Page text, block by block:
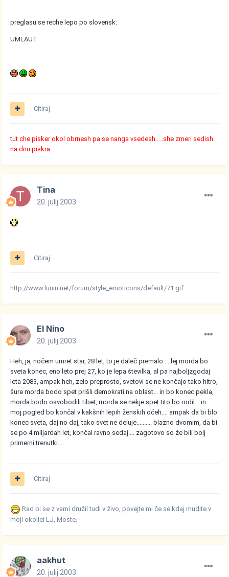
preglasu se reche lepo po slovensk:
UMLAUT
Citiraj
tut che pisker okol obrnesh pa se nanga vsedesh.....she zmeri sedish
na dnu piskra
Tina
20. julij 2003
Citiraj
http://www.lunin.net/forum/style_emoticons/default/71.gif
El Nino
20. julij 2003
Heh, ja, nočem umret star, 28 let, to je daleč premalo.... lej morda bo
sveta konec, eno leto prej 27, ko je lepa številka, al pa najboljzgodaj
leta 2083, ampak heh, zelo preprosto, svetovi se ne končajo tako hitro,
šure morda bodo spet prišli demokrati na oblast... in bo konec pekla,
morda bodo osvobodili tibet, morda se nekje spet tito bo rodil... in
moj pogled bo končal v kakšnih lepih ženskih očeh.... ampak da bi blo
konec sveta, daj no daj, tako svet ne deluje.......... blazno dvomim, da bi
se po 4 miljardah let, končal ravno sedaj.... zagotovo so že bili bolj
primerni trenutki....
Citiraj
Rad bi se z vami družil tudi v živo, povejte mi če se kdaj mudite v
moji okolici LJ, Moste.
aakhut
20. julij 2003